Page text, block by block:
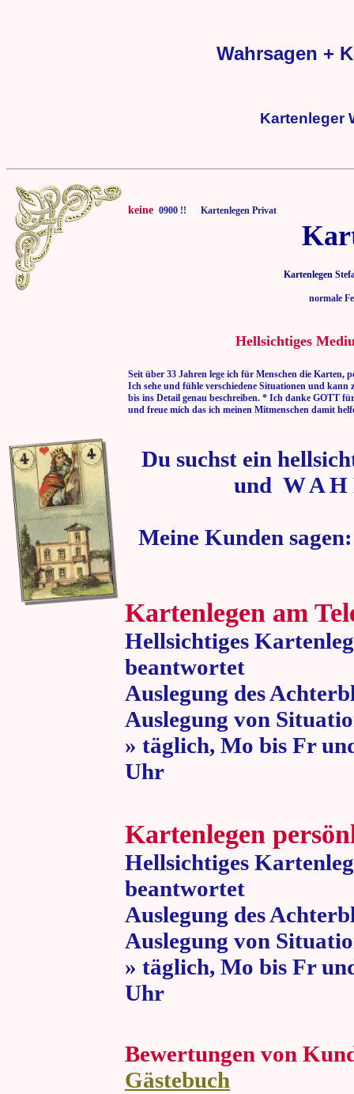
Wahrsagen +
Kartenleger
keine 0900 !! Kartenlegen Privat
Kartenlegen
normale
Hellsichtiges
Seit über 33 Jahren lege ich für Menschen die Karten,
Ich sehe und fühle verschiedene Situationen und kann
bis ins Detail genau beschreiben. * Ich danke GOTT
und freue mich das ich meinen Mitmenschen damit
Du suchst ein
und W A H
Meine Kunden
Kartenlegen am
Hellsichtiges
beantwortet
Auslegung des
Auslegung von
» täglich, Mo bis Fr
Uhr » 80
Kartenlegen
Hellsichtiges
beantwortet
Auslegung des
Auslegung von
» täglich, Mo bis Fr
Uhr » 80
Bewertungen von
Gästebuch